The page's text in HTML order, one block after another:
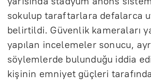
sokulup taraftarlara defalarca
belirtildi. Güvenlik kameraları
yapılan incelemeler sonucu,
söylemlerde bulunduğu iddia
kişinin emniyet güçleri